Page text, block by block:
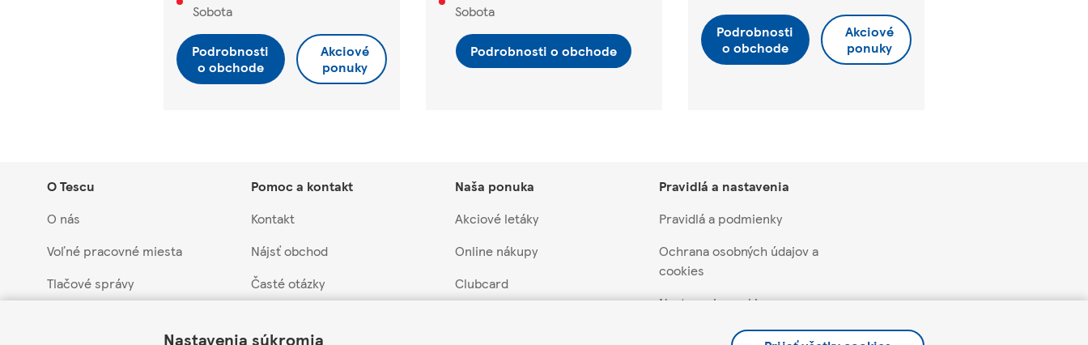
Nastavenia súkromia
Sobota
Podrobnosti
o obchode
Akciové
ponuky
Sobota
Podrobnosti o obchode
Podrobnosti
o obchode
Akciové
ponuky
O Tescu
O nás
Voľné pracovné miesta
Tlačové správy
Pomoc a kontakt
Kontakt
Nájsť obchod
Časté otázky
Naša ponuka
Akciové letáky
Online nákupy
Clubcard
Pravidlá a nastavenia
Pravidlá a podmienky
Ochrana osobných údajov a
cookies
Nastavenia cookie
Pravidlá súťaží a akcií